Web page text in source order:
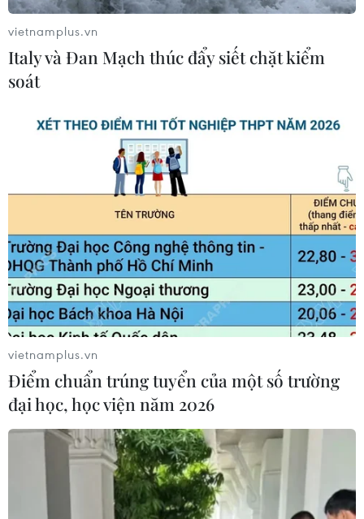
Chương trình diễn ra tối 7/2 tại Vientiane, giúp cộng
đồng người Việt Nam tại Lào, Thái Lan và những người
Lào biết tiếng Việt cảm nhận nét đẹp của tiếng Việt qua
những tác phẩm thơ ca.
vietnamplus.vn
Italy và Đan Mạch thúc đẩy siết chặt kiểm
soát
vietnamplus.vn
Điểm chuẩn trúng tuyển của một số trường
đại học, học viện năm 2026